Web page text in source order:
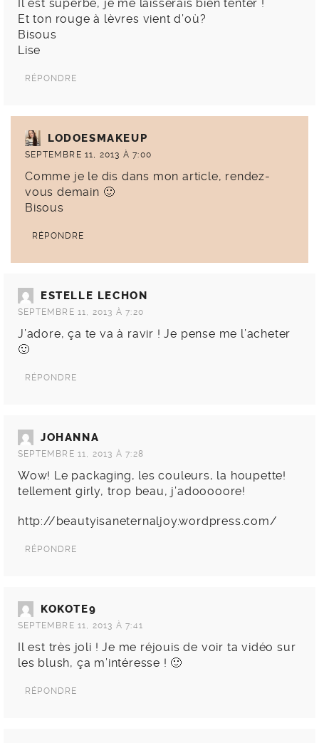
Il est superbe, je me laisserais bien tenter !
Et ton rouge à lèvres vient d’où?
Bisous
Lise
RÉPONDRE
LODOESMAKEUP
SEPTEMBRE 11, 2013 À 7:00
Comme je le dis dans mon article, rendez-
vous demain 🙂
Bisous
RÉPONDRE
ESTELLE LECHON
SEPTEMBRE 11, 2013 À 7:20
J’adore, ça te va à ravir ! Je pense me l’acheter
🙂
RÉPONDRE
JOHANNA
SEPTEMBRE 11, 2013 À 7:28
Wow! Le packaging, les couleurs, la houpette!
tellement girly, trop beau, j’adooooore!
http://beautyisaneternaljoy.wordpress.com/
RÉPONDRE
KOKOTE9
SEPTEMBRE 11, 2013 À 7:41
Il est très joli ! Je me réjouis de voir ta vidéo sur
les blush, ça m’intéresse ! 🙂
RÉPONDRE